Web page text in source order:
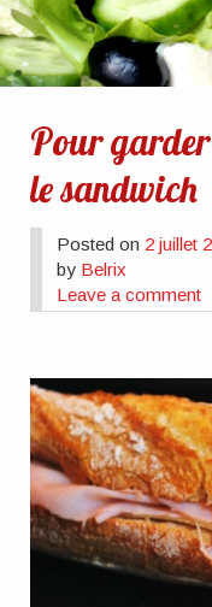
Pour
le sandwich
Posted on 2 juillet
by Belrix
Leave a comment